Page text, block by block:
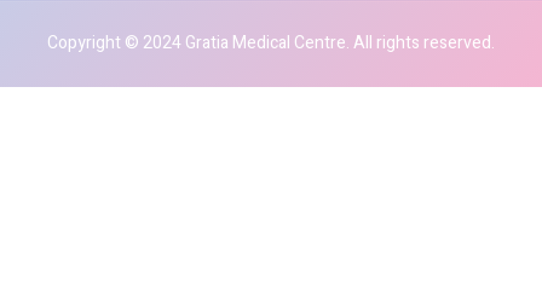
Copyright © 2024 Gratia Medical Centre. All rights reserved.